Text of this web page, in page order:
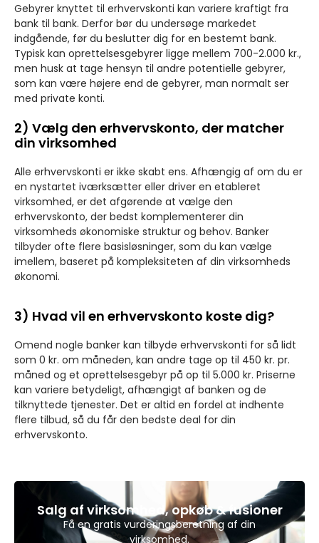
Gebyrer knyttet til erhvervskonti kan variere kraftigt fra
bank til bank. Derfor bør du undersøge markedet
indgående, før du beslutter dig for en bestemt bank.
Typisk kan oprettelsesgebyrer ligge mellem 700-2.000 kr.,
men husk at tage hensyn til andre potentielle gebyrer,
som kan være højere end de gebyrer, man normalt ser
med private konti.
2) Vælg den erhvervskonto, der matcher
din virksomhed
Alle erhvervskonti er ikke skabt ens. Afhængig af om du er
en nystartet iværksætter eller driver en etableret
virksomhed, er det afgørende at vælge den
erhvervskonto, der bedst komplementerer din
virksomheds økonomiske struktur og behov. Banker
tilbyder ofte flere basisløsninger, som du kan vælge
imellem, baseret på kompleksiteten af din virksomheds
økonomi.
3) Hvad vil en erhvervskonto koste dig?
Omend nogle banker kan tilbyde erhvervskonti for så lidt
som 0 kr. om måneden, kan andre tage op til 450 kr. pr.
måned og et oprettelsesgebyr på op til 5.000 kr. Priserne
kan variere betydeligt, afhængigt af banken og de
tilknyttede tjenester. Det er altid en fordel at indhente
flere tilbud, så du får den bedste deal for din
erhvervskonto.
Salg af virksomhed, opkøb & fusioner
Få en gratis vurderingsberetning af din
virksomhed.